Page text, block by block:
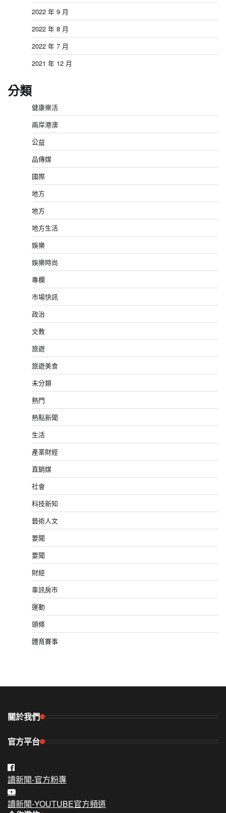
2022 年 9 月
2022 年 8 月
2022 年 7 月
2021 年 12 月
分類
健康樂活
兩岸港澳
公益
品傳媒
國際
地方
地方
地方生活
娛樂
娛樂時尚
專欄
市場快訊
政治
文教
旅遊
旅遊美食
未分類
熱門
熱點新聞
生活
產業財經
直銷媒
社會
科技新知
藝術人文
要聞
要聞
財經
車訊房市
運動
頭條
體育賽事
關於我們
官方平台
讀新聞-官方粉專
讀新聞-YOUTUBE官方頻道